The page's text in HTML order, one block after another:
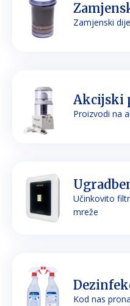
Zamjenski
Akcijski
Proizvodi na
Učinkovito
mreže
Kod nas